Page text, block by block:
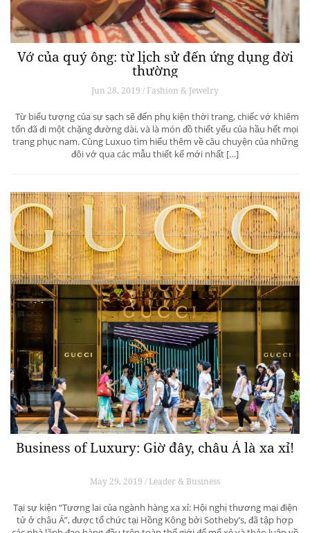
Vớ của quý ông: từ lịch sử đến ứng dụng đời
thường
Jun 28, 2019 / Fashion & Jewelry
Từ biểu tượng của sự sạch sẽ đến phụ kiện thời trang, chiếc vớ khiêm
tốn đã đi một chặng đường dài, và là món đồ thiết yếu của hầu hết mọi
trang phục nam. Cùng Luxuo tìm hiểu thêm về câu chuyện của những
đôi vớ qua các mẫu thiết kế mới nhất […]
Business of Luxury: Giờ đây, châu Á là xa xỉ!
May 29, 2019 / Leader & Business
Tại sự kiện “Tương lai của ngành hàng xa xỉ: Hội nghị thương mại điện
tử ở châu Á”, được tổ chức tại Hồng Kông bởi Sotheby’s, đã tập hợp